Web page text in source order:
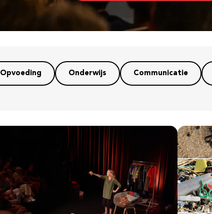
Opvoeding Onderwijs Communicatie